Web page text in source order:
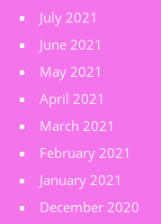
July 2021
June 2021
May 2021
April 2021
March 2021
February 2021
January 2021
December 2020